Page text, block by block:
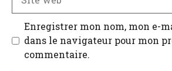
web
Enregistrer mon nom, mon e-
dans le navigateur pour mon
commentaire.